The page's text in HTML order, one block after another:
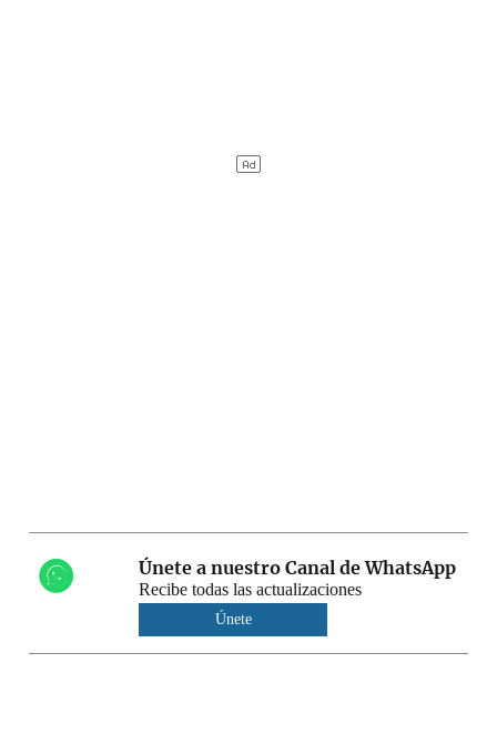
Únete a nuestro Canal de WhatsApp
Recibe todas las actualizaciones
Únete